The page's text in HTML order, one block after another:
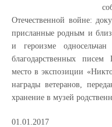
Отечественной войне:
присланные родным и
и героизме
благодарственных писем
место в экспозиции
награды ветеранов,
хранение в музей
01.01.2017